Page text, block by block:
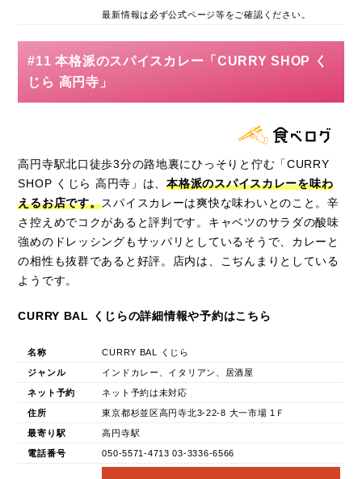
最新情報は必ず公式ページ等をご確認ください。
#11 本格派のスパイスカレー「CURRY SHOP く
じら 高円寺」
高円寺駅北口徒歩3分の路地裏にひっそりと佇む「CURRY
SHOP くじら 高円寺」は、本格派のスパイスカレーを味わ
えるお店です。スパイスカレーは爽快な味わいとのこと。辛
さ控えめでコクがあると評判です。キャベツのサラダの酸味
強めのドレッシングもサッパリとしているそうで、カレーと
の相性も抜群であると好評。店内は、こぢんまりとしている
ようです。
CURRY BAL くじらの詳細情報や予約はこちら
名称 CURRY BAL くじら
ジャンル インドカレー、イタリアン、居酒屋
ネット予約 ネット予約は未対応
住所 東京都杉並区高円寺北3-22-8 大一市場 1Ｆ
最寄り駅 高円寺駅
電話番号 050-5571-4713 03-3336-6566